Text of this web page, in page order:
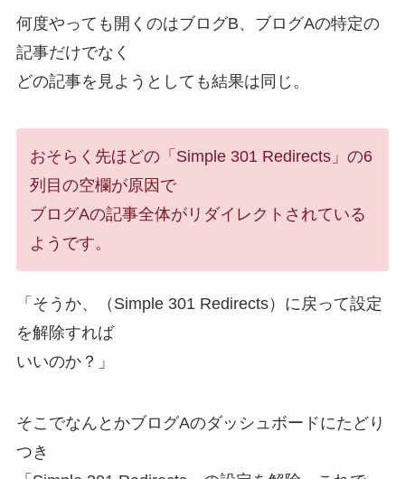
何度やっても開くのはブログB、ブログAの特定の
記事だけでなく
どの記事を見ようとしても結果は同じ。
おそらく先ほどの「Simple 301 Redirects」の6
列目の空欄が原因で
ブログAの記事全体がリダイレクトされている
ようです。
「そうか、（Simple 301 Redirects）に戻って設定
を解除すれば
いいのか？」
そこでなんとかブログAのダッシュボードにたどり
つき